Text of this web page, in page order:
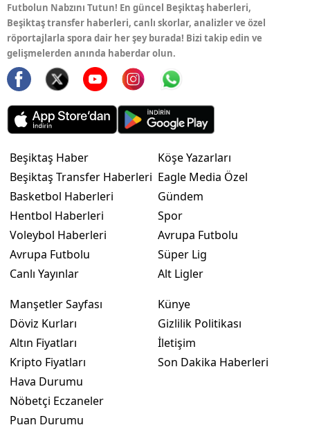
Futbolun Nabzını Tutun! En güncel Beşiktaş haberleri,
Beşiktaş transfer haberleri, canlı skorlar, analizler ve özel
röportajlarla spora dair her şey burada! Bizi takip edin ve
gelişmelerden anında haberdar olun.
Beşiktaş Haber
Beşiktaş Transfer Haberleri
Basketbol Haberleri
Hentbol Haberleri
Voleybol Haberleri
Avrupa Futbolu
Canlı Yayınlar
Köşe Yazarları
Eagle Media Özel
Gündem
Spor
Avrupa Futbolu
Süper Lig
Alt Ligler
Manşetler Sayfası
Döviz Kurları
Altın Fiyatları
Kripto Fiyatları
Hava Durumu
Nöbetçi Eczaneler
Puan Durumu
Künye
Gizlilik Politikası
İletişim
Son Dakika Haberleri